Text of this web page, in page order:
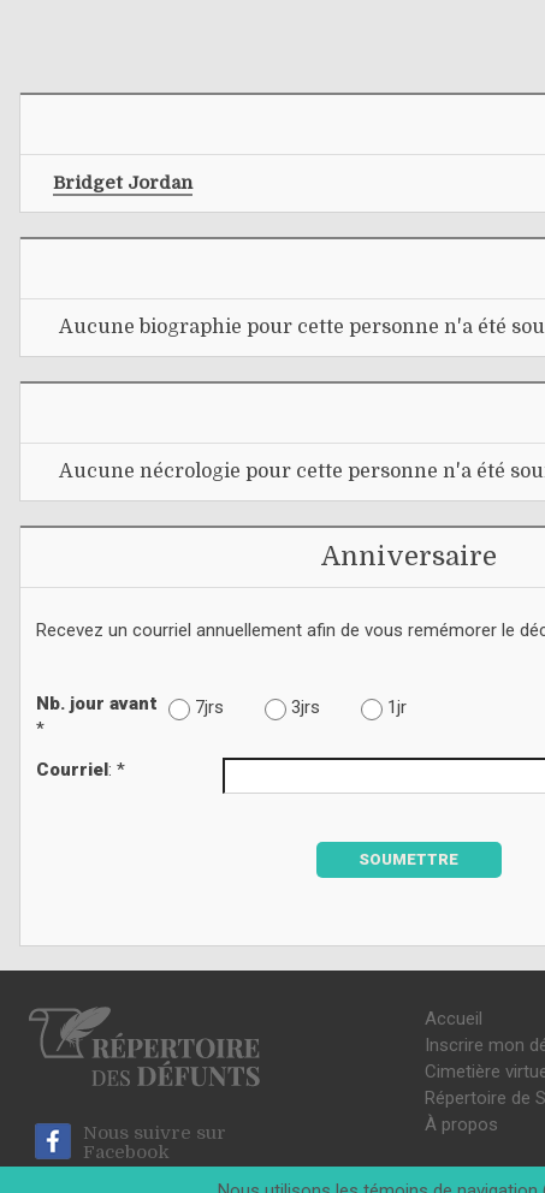
Bridget Jordan
Aucune biographie pour cette personne n'a été
Aucune nécrologie pour cette personne n'a été
Anniversaire
Recevez un courriel annuellement afin de vous remémorer le
Nb. jour avant
*
7jrs 3jrs 1jr
Courriel: *
SOUMETTRE
Nous suivre sur
Facebook
Accueil
Inscrire mon
Cimetière
Répertoire de
À propos